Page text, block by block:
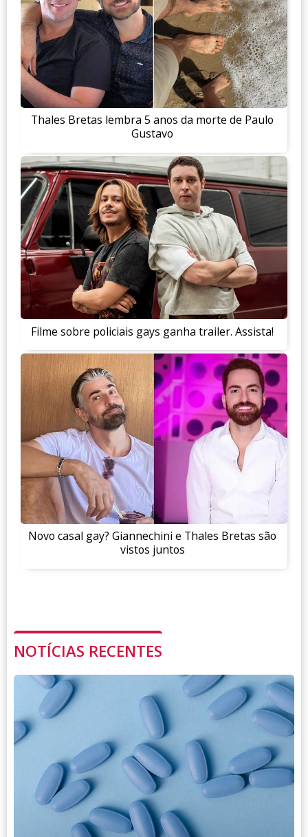
Thales Bretas lembra 5 anos da morte de Paulo
Gustavo
Filme sobre policiais gays ganha trailer. Assista!
Novo casal gay? Giannechini e Thales Bretas são
vistos juntos
NOTÍCIAS RECENTES